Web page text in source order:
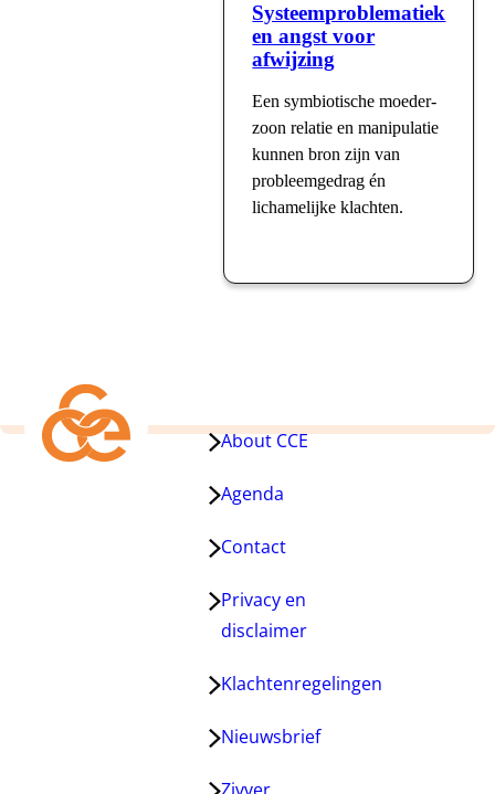
Systeemproblematiek
en angst voor
afwijzing
Een symbiotische moeder-
zoon relatie en manipulatie
kunnen bron zijn van
probleemgedrag én
lichamelijke klachten.
About CCE
Agenda
Contact
Privacy en
disclaimer
Klachtenregelingen
Nieuwsbrief